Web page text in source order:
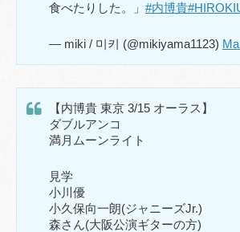
食べたりした。」 #内博貴
— miki / 미키 (@mikiyama1123)
【内博貴 東京 3/15 オーラス】
ダブルアンコ
満月ムーンライト
見学
小川優
小久保向一朗(ジャニーズJr.)
森さん(大阪公演ギターの方)